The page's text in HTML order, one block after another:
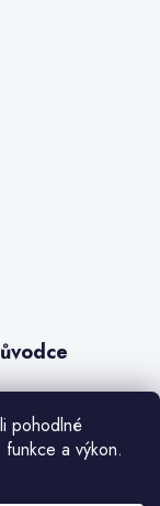
pohodlné
a výkon.